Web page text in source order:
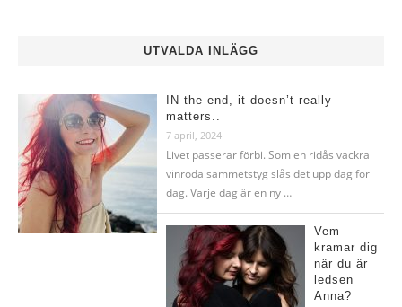
UTVALDA INLÄGG
IN the end, it doesn’t really
matters..
7 april, 2024
Livet passerar förbi. Som en ridås vackra
vinröda sammetstyg slås det upp dag för
dag. Varje dag är en ny …
Vem
kramar dig
när du är
ledsen
Anna?